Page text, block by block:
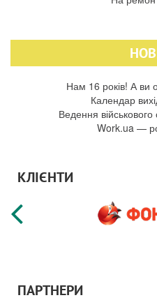
Нам 16 років! А ви
Календар
Ведення військового
Work.ua —
КЛІЄНТИ
ПАРТНЕРИ